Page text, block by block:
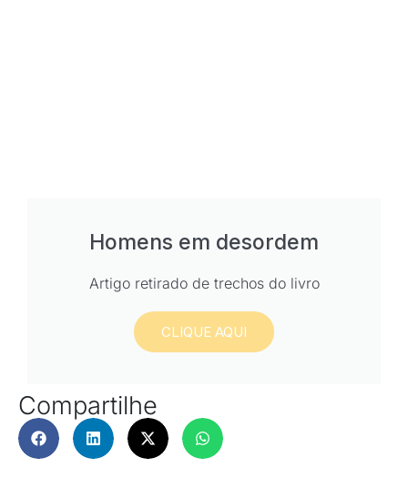
Homens em desordem
Artigo retirado de trechos do livro
CLIQUE AQUI
Compartilhe